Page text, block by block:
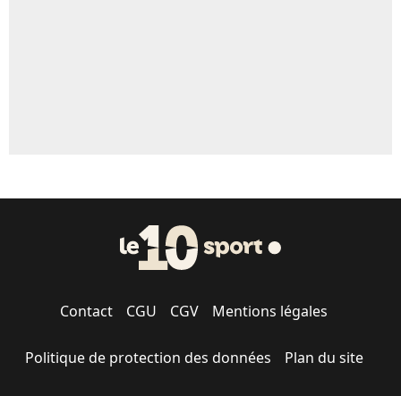
Contact CGU CGV Mentions légales
Politique de protection des données Plan du site